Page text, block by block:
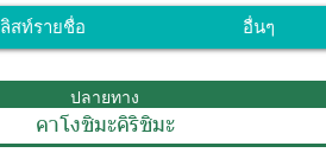
ลิสท์รายชื่อ อื่นๆ
ปลายทาง
คาโงชิมะคิริชิมะ